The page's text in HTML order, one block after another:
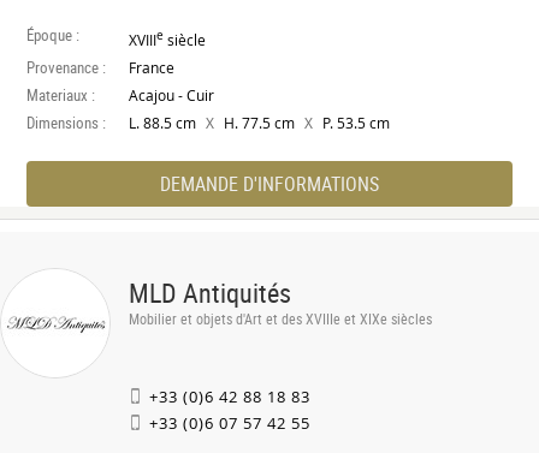
Époque : XVIIIe siècle
Provenance : France
Materiaux : Acajou - Cuir
Dimensions : L. 88.5 cm X H. 77.5 cm X P. 53.5 cm
DEMANDE D'INFORMATIONS
MLD Antiquités
Mobilier et objets d'Art et des XVIIIe et XIXe siècles
+33 (0)6 42 88 18 83
+33 (0)6 07 57 42 55